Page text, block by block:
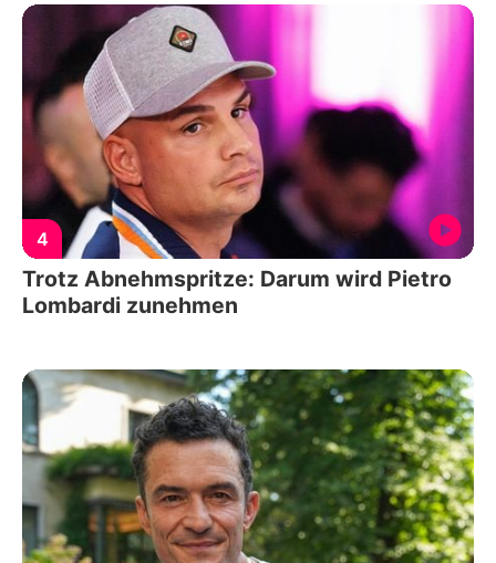
4
Trotz Abnehmspritze: Darum wird Pietro
Lombardi zunehmen